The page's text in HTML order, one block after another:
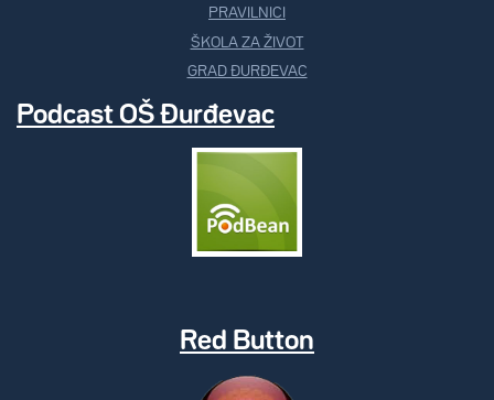
PRAVILNICI
ŠKOLA ZA ŽIVOT
GRAD ĐURĐEVAC
Podcast OŠ Đurđevac
Red Button